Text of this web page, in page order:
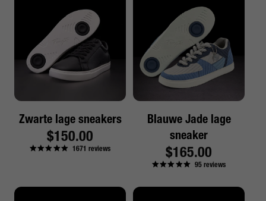
Zwarte lage sneakers
Reguliere
prijs
$150.00
1671 reviews
Blauwe Jade lage
sneaker
Reguliere
prijs
$165.00
95reviews